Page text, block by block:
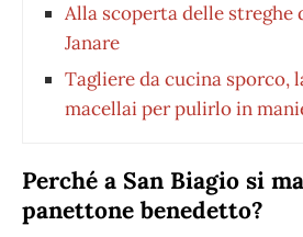
Alla scoperta delle streghe
Janare
Tagliere da cucina sporco,
macellai per pulirlo in
Perché a San Biagio si
panettone benedetto?